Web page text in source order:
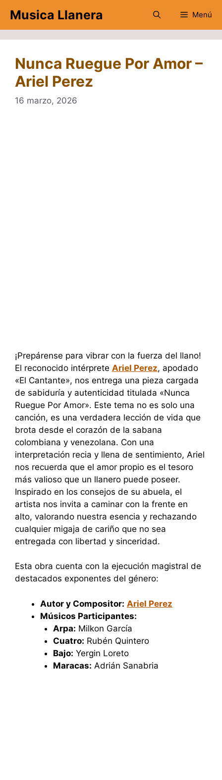
contenido
Musica Llanera Menú
Nunca Ruegue Por Amor –
Ariel Perez
16 marzo, 2026
¡Prepárense para vibrar con la fuerza del llano!
El reconocido intérprete Ariel Perez, apodado
«El Cantante», nos entrega una pieza cargada
de sabiduría y autenticidad titulada «Nunca
Ruegue Por Amor». Este tema no es solo una
canción, es una verdadera lección de vida que
brota desde el corazón de la sabana
colombiana y venezolana. Con una
interpretación recia y llena de sentimiento, Ariel
nos recuerda que el amor propio es el tesoro
más valioso que un llanero puede poseer.
Inspirado en los consejos de su abuela, el
artista nos invita a caminar con la frente en
alto, valorando nuestra esencia y rechazando
cualquier migaja de cariño que no sea
entregada con libertad y sinceridad.
Esta obra cuenta con la ejecución magistral de
destacados exponentes del género:
Autor y Compositor: Ariel Perez
Músicos Participantes:
Arpa: Milkon García
Cuatro: Rubén Quintero
Bajo: Yergin Loreto
Maracas: Adrián Sanabria